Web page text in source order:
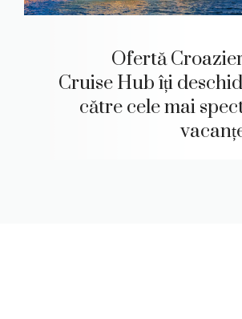
Ofertă
Cruise Hub îți
către cele mai